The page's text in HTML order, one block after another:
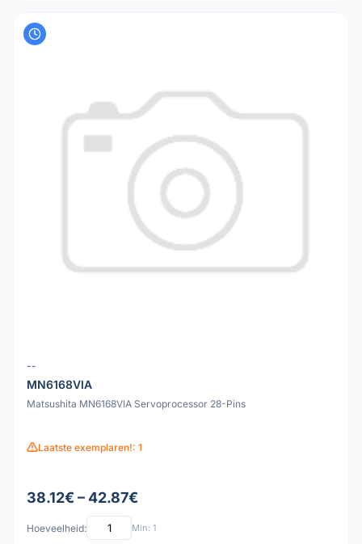
--
MN6168VIA
Matsushita MN6168VIA Servoprocessor 28-Pins
Laatste exemplaren!: 1
38.12€ – 42.87€
Hoeveelheid: Min: 1